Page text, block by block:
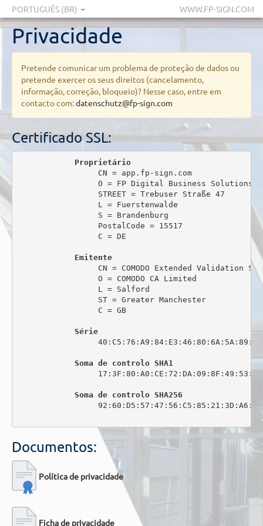
PORTUGUÊS (BR) WWW.FP-SIGN.COM
Privacidade
Pretende comunicar um problema de proteção de dados ou
pretende exercer os seus direitos (cancelamento,
informação, correção, bloqueio)? Nesse caso, entre em
contacto com:datenschutz@fp-sign.com
Certificado SSL:
Proprietário
                 CN = app.fp-sign.com
O = FP Digital Business Solutions
                 STREET = Trebuser Straße 47
                 L = Fuerstenwalde
                 S = Brandenburg
                 PostalCode = 15517
                 C = DE
Emitente
CN = COMODO Extended Validation
                 O = COMODO CA Limited
                 L = Salford
                 ST = Greater Manchester
                 C = GB
Série
Soma de controlo SHA1
Soma de controlo SHA256
Documentos:
Política de privacidade
Ficha de privacidade